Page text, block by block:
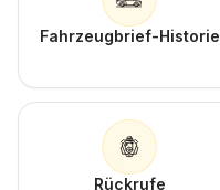
Fahrzeugbrief-Historie
Rückrufe